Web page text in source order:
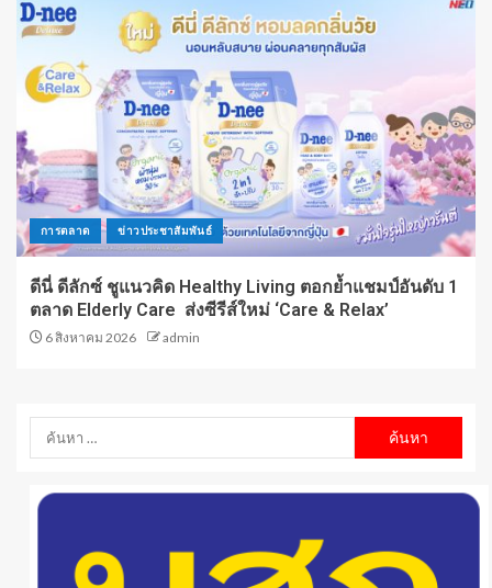
การตลาด ข่าวประชาสัมพันธ์
ดีนี่ ดีลักซ์ ชูแนวคิด Healthy Living ตอกย้ำแชมป์อันดับ 1
ตลาด Elderly Care ส่งซีรีส์ใหม่ ‘Care & Relax’
6 สิงหาคม 2026 admin